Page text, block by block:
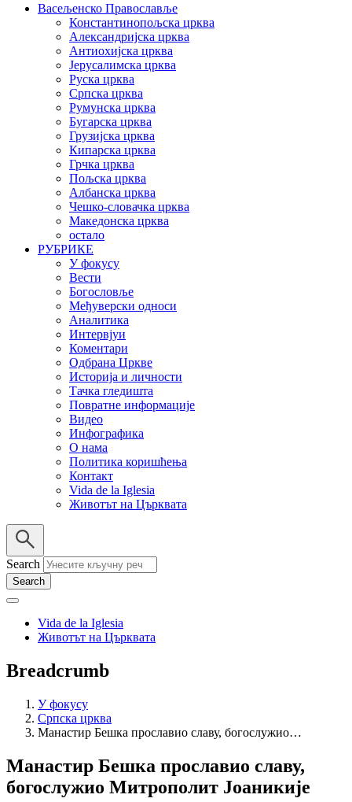
Васељенско Православље
Константинопољска црква
Александријска црква
Антиохијска црква
Јерусалимска црква
Руска црква
Српска црква
Румунска црква
Бугарска црква
Грузијска црква
Кипарска црква
Грчка црква
Пољска црква
Албанска црква
Чешко-словачка црква
Македонска црква
остало
РУБРИКЕ
У фокусу
Вести
Богословље
Међуверски односи
Аналитика
Интервјуи
Коментари
Одбрана Цркве
Историја и личности
Тачка гледишта
Повратне информације
Видео
Инфографика
О нама
Политика коришћења
Контакт
Vida de la Iglesia
Животът на Църквата
Search
Vida de la Iglesia
Животът на Църквата
Breadcrumb
У фокусу
Српска црква
Манастир Бешка прославио славу, богослужио…
Манастир Бешка прославио славу,
богослужио Митрополит Јоаникије